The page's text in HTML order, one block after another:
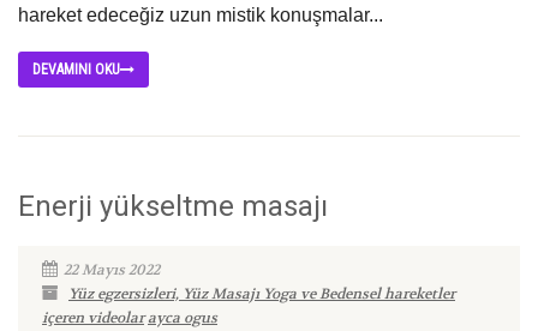
hareket edeceğiz uzun mistik konuşmalar...
DEVAMINI OKU
Enerji yükseltme masajı
22 Mayıs 2022
Yüz egzersizleri, Yüz Masajı Yoga ve Bedensel hareketler
içeren videolar ayca ogus